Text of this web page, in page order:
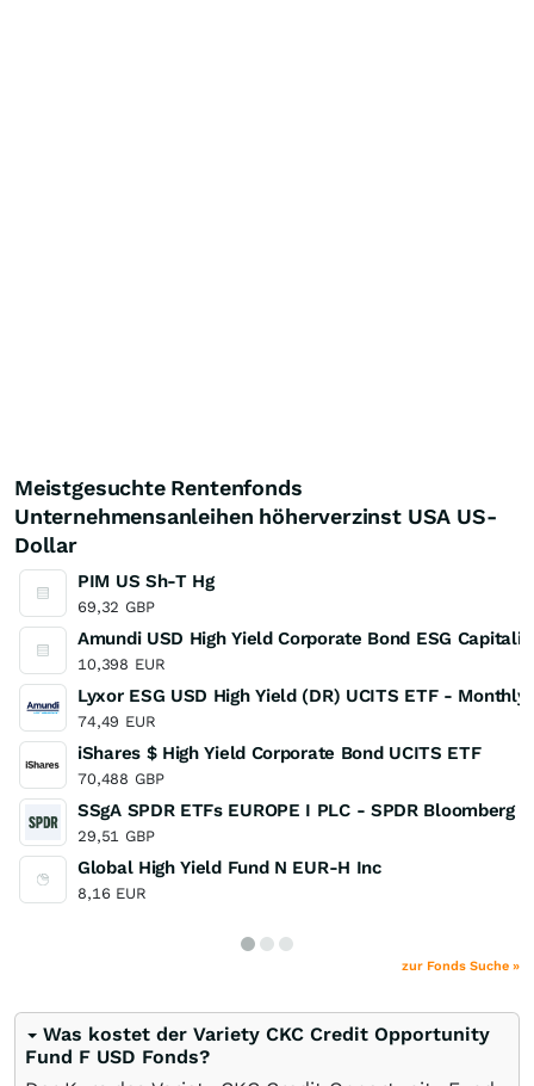
Meistgesuchte Rentenfonds
Unternehmensanleihen höherverzinst USA US-
Dollar
PIM US Sh-T Hg
69,32 GBP
Amundi USD High Yield Corporate Bond ESG
10,398 EUR
Lyxor ESG USD High Yield (DR) UCITS ETF -
74,49 EUR
iShares $ High Yield Corporate Bond UCITS ETF
70,488 GBP
SSgA SPDR ETFs EUROPE I PLC - SPDR
29,51 GBP
Global High Yield Fund N EUR-H Inc
8,16 EUR
zur Fonds Suche »
Was kostet der Variety CKC Credit Opportunity
Fund F USD Fonds?